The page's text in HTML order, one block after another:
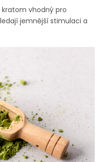
vhodný pro
jemnější stimulaci a